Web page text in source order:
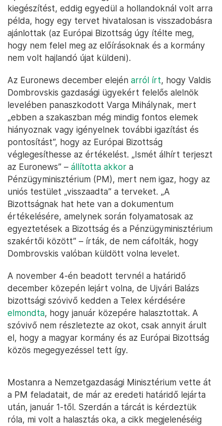
kiegészítést, eddig egyedül a hollandoknál volt arra
példa, hogy egy tervet hivatalosan is visszadobásra
ajánlottak (az Európai Bizottság úgy ítélte meg,
hogy nem felel meg az előírásoknak és a kormány
nem volt hajlandó újat küldeni).
Az Euronews december elején arról írt, hogy Valdis
Dombrovskis gazdasági ügyekért felelős alelnök
levelében panaszkodott Varga Mihálynak, mert
„ebben a szakaszban még mindig fontos elemek
hiányoznak vagy igényelnek további igazítást és
pontosítást”, hogy az Európai Bizottság
véglegesíthesse az értékelést. „Ismét álhírt terjeszt
az Euronews” – állította akkor a
Pénzügyminisztérium (PM), mert nem igaz, hogy az
uniós testület „visszaadta” a terveket. „A
Bizottságnak hat hete van a dokumentum
értékelésére, amelynek során folyamatosak az
egyeztetések a Bizottság és a Pénzügyminisztérium
szakértői között” – írták, de nem cáfolták, hogy
Dombrovskis valóban küldött volna levelet.
A november 4-én beadott tervnél a határidő
december közepén lejárt volna, de Ujvári Balázs
bizottsági szóvivő kedden a Telex kérdésére
elmondta, hogy január közepére halasztottak. A
szóvivő nem részletezte az okot, csak annyit árult
el, hogy a magyar kormány és az Európai Bizottság
közös megegyezéssel tett így.
Mostanra a Nemzetgazdasági Minisztérium vette át
a PM feladatait, de már az eredeti határidő lejárta
után, január 1-től. Szerdán a tárcát is kérdeztük
róla, mi volt a halasztás oka, a cikk megjelenéséig